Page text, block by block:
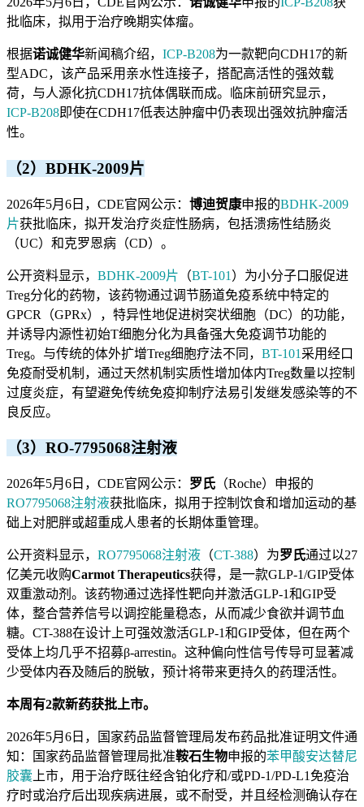
批临床，拟用于治疗晚期实体瘤。
根据诺诚健华新闻稿介绍， ICP-B208为一款靶向CDH17的新
型ADC，该产品采用亲水性连接子，搭配高活性的强效载
荷，与人源化抗CDH17抗体偶联而成。临床前研究显示，
ICP-B208即使在CDH17低表达肿瘤中仍表现出强效抗肿瘤活
性。
（2）BDHK-2009片
2026年5月6日，CDE官网公示： 博迪贺康申报的BDHK-2009
片获批临床，拟开发治疗炎症性肠病，包括溃疡性结肠炎
（UC）和克罗恩病（CD）。
公开资料显示， BDHK-2009片 （BT-101 ）为小分子口服促进
Treg分化的药物，该药物通过调节肠道免疫系统中特定的
GPCR（GPRx），特异性地促进树突状细胞（DC）的功能，
并诱导内源性初始T细胞分化为具备强大免疫调节功能的
Treg。与传统的体外扩增Treg细胞疗法不同， BT-101 采用经口
免疫耐受机制，通过天然机制实质性增加体内Treg数量以控制
过度炎症，有望避免传统免疫抑制疗法易引发继发感染等的不
良反应。
（3）RO-7795068注射液
2026年5月6日，CDE官网公示： 罗氏 （Roche）申报的
RO7795068注射液获批临床，拟用于控制饮食和增加运动的基
础上对肥胖或超重成人患者的长期体重管理。
公开资料显示， RO7795068注射液 （CT-388）为罗氏通过以27
亿美元收购Carmot Therapeutics获得，是一款GLP-1/GIP受体
双重激动剂。该药物通过选择性靶向并激活GLP-1和GIP受
体，整合营养信号以调控能量稳态，从而减少食欲并调节血
糖。CT-388在设计上可强效激活GLP-1和GIP受体，但在两个
受体上均几乎不招募β-arrestin。这种偏向性信号传导可显著减
少受体内吞及随后的脱敏，预计将带来更持久的药理活性。
本周有2款新药获批上市。
2026年5月6日，国家药品监督管理局发布药品批准证明文件通
知：国家药品监督管理局批准鞍石生物申报的苯甲酸安达替尼
胶囊 上市，用于治疗既往经含铂化疗和/或PD-1/PD-L1免疫治
疗时或治疗后出现疾病进展，或不耐受，并且经检测确认存在